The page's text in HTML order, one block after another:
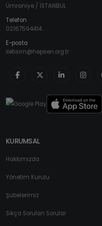
Ümraniye / İSTANBUL
Telefon
02167594414
E-posta
iletisim@hepsen.org.tr
KURUMSAL
Hakkımızda
Yönetim Kurulu
Şubelerimiz
Sıkça Sorulan Sorular